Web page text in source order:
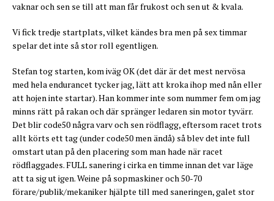
vaknar och sen se till att man får frukost och sen ut & kvala.
Vi fick tredje startplats, vilket kändes bra men på sex timmar
spelar det inte så stor roll egentligen.
Stefan tog starten, kom iväg OK (det där är det mest nervösa
med hela endurancet tycker jag, lätt att kroka ihop med nån eller
att hojen inte startar). Han kommer inte som nummer fem om jag
minns rätt på rakan och där spränger ledaren sin motor tyvärr.
Det blir code50 några varv och sen rödflagg, eftersom racet trots
allt körts ett tag (under code50 men ändå) så blev det inte full
omstart utan på den placering som man hade när racet
rödflaggades. FULL sanering i cirka en timme innan det var läge
att ta sig ut igen. Weine på sopmaskiner och 50-70
förare/publik/mekaniker hjälpte till med saneringen, galet stor